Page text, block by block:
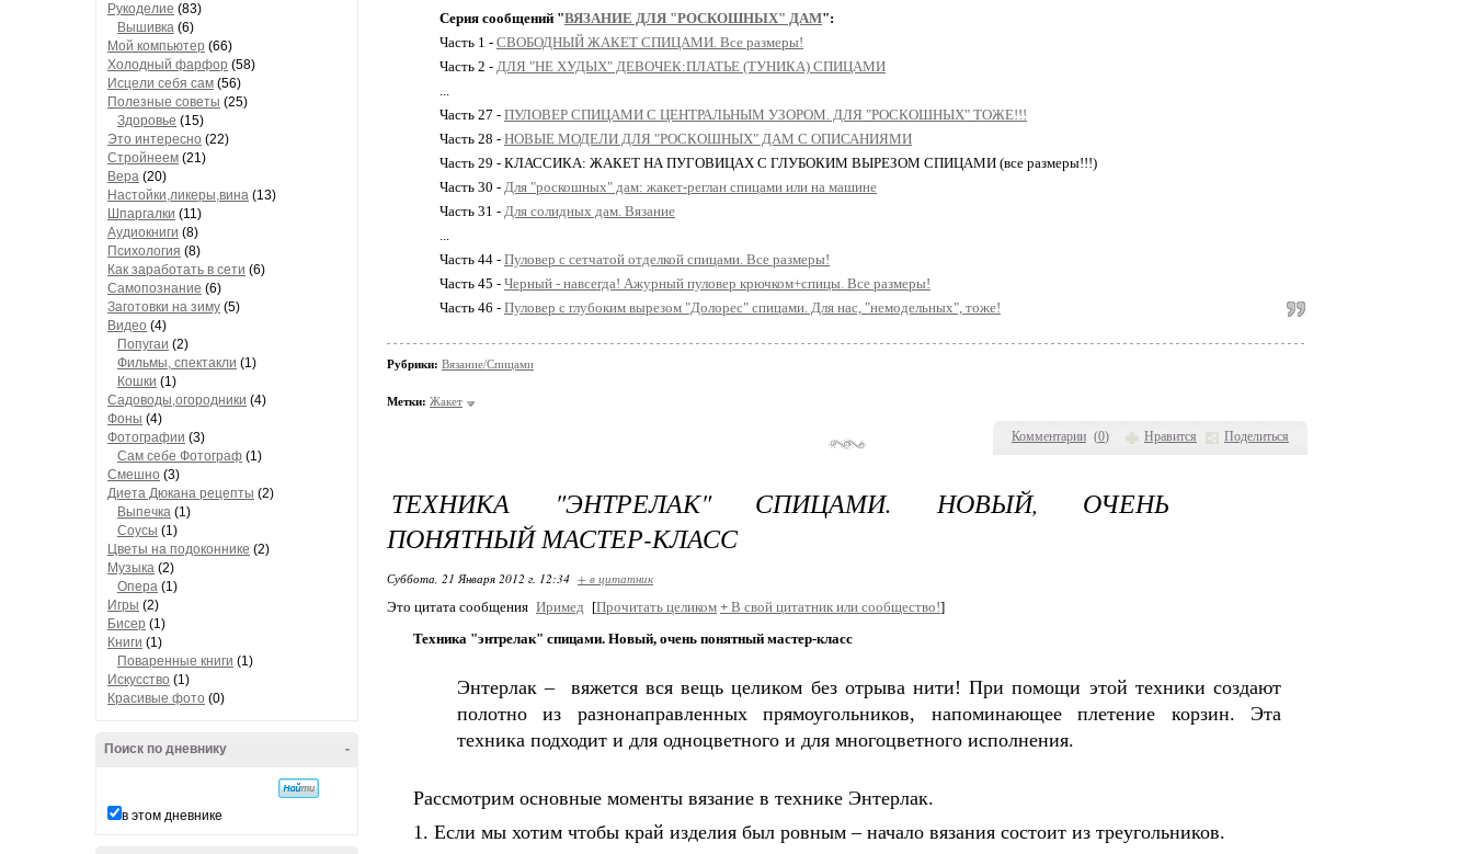
Рукоделие (83)
Вышивка (6)
Мой компьютер (66)
Холодный фарфор (58)
Исцели себя сам (56)
Полезные советы (25)
Здоровье (15)
Это интересно (22)
Стройнеем (21)
Вера (20)
Настойки,ликеры,вина (13)
Шпаргалки (11)
Аудиокниги (8)
Психология (8)
Как заработать в сети (6)
Самопознание (6)
Заготовки на зиму (5)
Видео (4)
Попугаи (2)
Фильмы, спектакли (1)
Кошки (1)
Садоводы,огородники (4)
Фоны (4)
Фотографии (3)
Сам себе Фотограф (1)
Смешно (3)
Диета Дюкана рецепты (2)
Выпечка (1)
Соусы (1)
Цветы на подоконнике (2)
Музыка (2)
Опера (1)
Игры (2)
Бисер (1)
Книги (1)
Поваренные книги (1)
Искусство (1)
Красивые фото (0)
-
Поиск по дневнику
в этом дневнике
Комментарии (0) Нравится Поделиться
Серия сообщений "ВЯЗАНИЕ ДЛЯ "РОСКОШНЫХ" ДАМ":
Часть 1 - СВОБОДНЫЙ ЖАКЕТ СПИЦАМИ. Все размеры!
Часть 2 - ДЛЯ "НЕ ХУДЫХ" ДЕВОЧЕК:ПЛАТЬЕ (ТУНИКА) СПИЦАМИ
...
Часть 27 - ПУЛОВЕР СПИЦАМИ С ЦЕНТРАЛЬНЫМ УЗОРОМ. ДЛЯ "РОСКОШНЫХ" ТОЖЕ!!!
Часть 28 - НОВЫЕ МОДЕЛИ ДЛЯ "РОСКОШНЫХ" ДАМ С ОПИСАНИЯМИ
Часть 29 - КЛАССИКА: ЖАКЕТ НА ПУГОВИЦАХ С ГЛУБОКИМ ВЫРЕЗОМ СПИЦАМИ (все размеры!!!)
Часть 30 - Для "роскошных" дам: жакет-реглан спицами или на машине
Часть 31 - Для солидных дам. Вязание
...
Часть 44 - Пуловер с сетчатой отделкой спицами. Все размеры!
Часть 45 - Черный - навсегда! Ажурный пуловер крючком+спицы. Все размеры!
Часть 46 - Пуловер с глубоким вырезом "Долорес" спицами. Для нас, "немодельных", тоже!
Рубрики: Вязание/Спицами
Метки: Жакет
ТЕХНИКА "ЭНТРЕЛАК" СПИЦАМИ. НОВЫЙ, ОЧЕНЬ
ПОНЯТНЫЙ МАСТЕР-КЛАСС
Суббота, 21 Января 2012 г. 12:34 + в цитатник
Это цитата сообщения Иримед [Прочитать целиком + В свой цитатник или сообщество!]
Техника "энтрелак" спицами. Новый, очень понятный мастер-класс
Энтерлак – вяжется вся вещь целиком без отрыва нити! При помощи этой техники создают
полотно из разнонаправленных прямоугольников, напоминающее плетение корзин. Эта
техника подходит и для одноцветного и для многоцветного исполнения.
Рассмотрим основные моменты вязание в технике Энтерлак.
1. Если мы хотим чтобы край изделия был ровным – начало вязания состоит из треугольников.